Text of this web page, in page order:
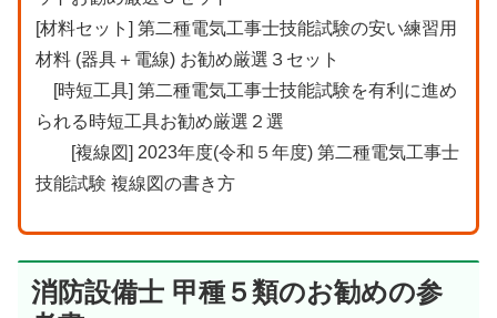
[材料セット] 第二種電気工事士技能試験の安い練習用
材料 (器具＋電線) お勧め厳選３セット
[時短工具] 第二種電気工事士技能試験を有利に進め
られる時短工具お勧め厳選２選
[複線図] 2023年度(令和５年度) 第二種電気工事士
技能試験 複線図の書き方
消防設備士 甲種５類のお勧めの参